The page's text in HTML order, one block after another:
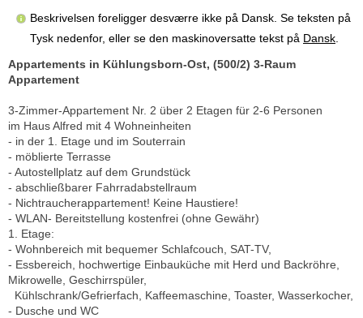
Beskrivelsen foreligger desværre ikke på Dansk. Se teksten på
Tysk nedenfor, eller se den maskinoversatte tekst på Dansk
Appartements in Kühlungsborn-Ost, (500/2) 3-Raum
Appartement
3-Zimmer-Appartement Nr. 2 über 2 Etagen für 2-6 Personen
im Haus Alfred mit 4 Wohneinheiten
- in der 1. Etage und im Souterrain
- möblierte Terrasse
- Autostellplatz auf dem Grundstück
- abschließbarer Fahrradabstellraum
- Nichtraucherappartement! Keine Haustiere!
- WLAN- Bereitstellung kostenfrei (ohne Gewähr)
1. Etage:
- Wohnbereich mit bequemer Schlafcouch, SAT-TV,
- Essbereich, hochwertige Einbauküche mit Herd und Backröhre,
Mikrowelle, Geschirrspüler,
Kühlschrank/Gefrierfach, Kaffeemaschine, Toaster, Wasserkocher,
- Dusche und WC